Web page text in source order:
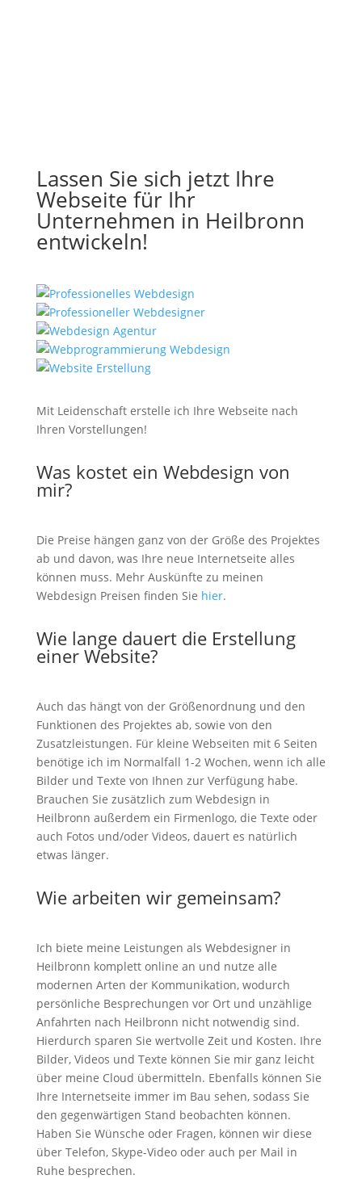
Lassen Sie sich jetzt Ihre
Webseite für Ihr
Unternehmen in Heilbronn
entwickeln!
Mit Leidenschaft erstelle ich Ihre Webseite nach
Ihren Vorstellungen!
Was kostet ein Webdesign von
mir?
Die Preise hängen ganz von der Größe des Projektes
ab und davon, was Ihre neue Internetseite alles
können muss. Mehr Auskünfte zu meinen
Webdesign Preisen finden Sie hier.
Wie lange dauert die Erstellung
einer Website?
Auch das hängt von der Größenordnung und den
Funktionen des Projektes ab, sowie von den
Zusatzleistungen. Für kleine Webseiten mit 6 Seiten
benötige ich im Normalfall 1-2 Wochen, wenn ich alle
Bilder und Texte von Ihnen zur Verfügung habe.
Brauchen Sie zusätzlich zum Webdesign in
Heilbronn außerdem ein Firmenlogo, die Texte oder
auch Fotos und/oder Videos, dauert es natürlich
etwas länger.
Wie arbeiten wir gemeinsam?
Ich biete meine Leistungen als Webdesigner in
Heilbronn komplett online an und nutze alle
modernen Arten der Kommunikation, wodurch
persönliche Besprechungen vor Ort und unzählige
Anfahrten nach Heilbronn nicht notwendig sind.
Hierdurch sparen Sie wertvolle Zeit und Kosten. Ihre
Bilder, Videos und Texte können Sie mir ganz leicht
über meine Cloud übermitteln. Ebenfalls können Sie
Ihre Internetseite immer im Bau sehen, sodass Sie
den gegenwärtigen Stand beobachten können.
Haben Sie Wünsche oder Fragen, können wir diese
über Telefon, Skype-Video oder auch per Mail in
Ruhe besprechen.